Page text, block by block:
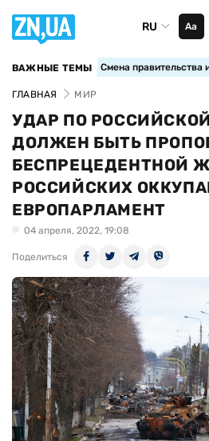
RU Аа
ВАЖНЫЕ ТЕМЫ Смена правительства
ГЛАВНАЯ МИР
УДАР ПО
ДОЛЖЕН БЫТЬ
БЕСПРЕЦЕДЕНТНОЙ
РОССИЙСКИХ
ЕВРОПАРЛАМЕНТ
04 апреля, 2022, 19:08
Поделиться